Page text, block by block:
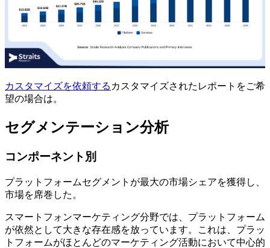
カスタマイズを依頼する カスタマイズされたレポートをご希
望の場合は。
セグメンテーション分析
コンポーネント別
プラットフォームセグメントが最大の市場シェアを獲得し、
市場を席巻した。
スマートフォンマーケティング分野では、プラットフォーム
が依然として大きな存在感を放っています。これは、プラッ
トフォームがほとんどのマーケティング活動において中心的